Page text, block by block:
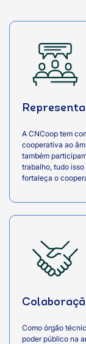
A CNCoop tem
cooperativa ao
também
trabalho, tudo
fortaleça o
Como órgão
poder público na